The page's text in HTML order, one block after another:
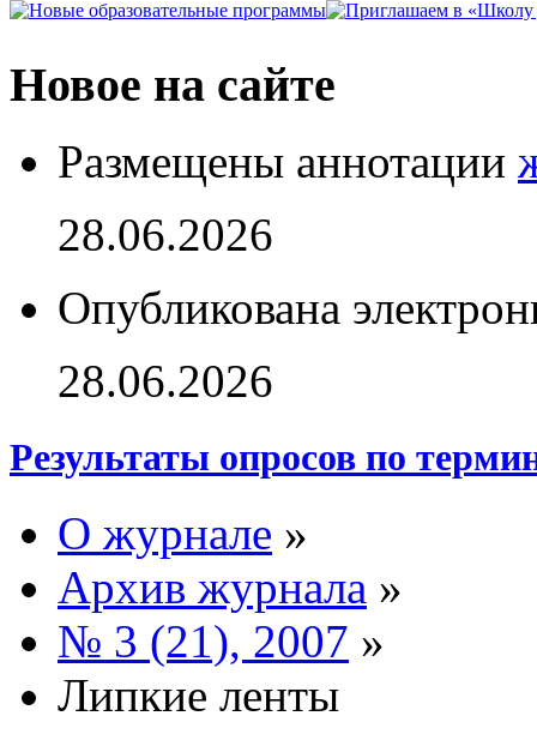
Новое на сайте
Размещены аннотации
28.06.2026
Опубликована
28.06.2026
Результаты опросов по
О журнале »
Архив журнала »
№ 3 (21), 2007 »
Липкие ленты